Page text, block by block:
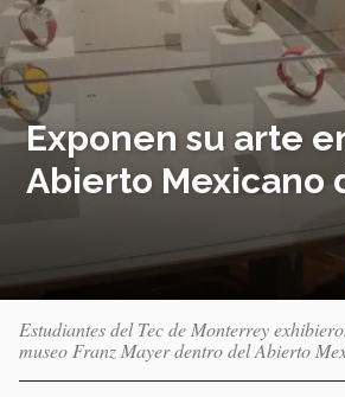
Exponen su arte
Abierto Mexicano
Estudiantes del Tec de Monterrey
museo Franz Mayer dentro del Abierto